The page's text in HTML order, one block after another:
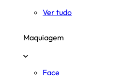
Ver tudo
Maquiagem
Face